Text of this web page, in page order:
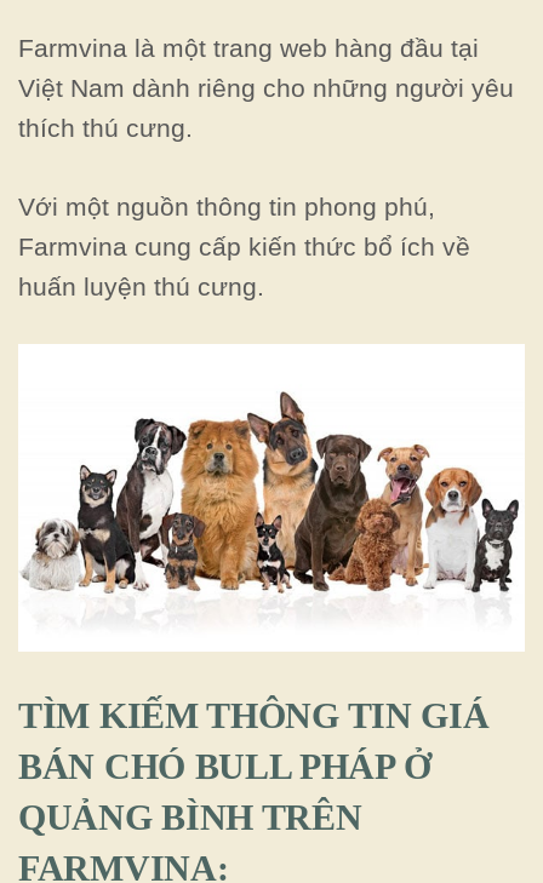
Farmvina là một trang web hàng đầu tại
Việt Nam dành riêng cho những người yêu
thích thú cưng.
Với một nguồn thông tin phong phú,
Farmvina cung cấp kiến thức bổ ích về
huấn luyện thú cưng.
TÌM KIẾM THÔNG TIN GIÁ
BÁN CHÓ BULL PHÁP Ở
QUẢNG BÌNH TRÊN
FARMVINA: